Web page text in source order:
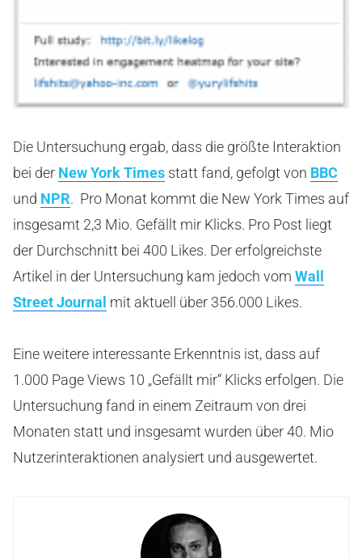
Die Untersuchung ergab, dass die größte Interaktion
bei der New York Times statt fand, gefolgt von BBC
und NPR. Pro Monat kommt die New York Times auf
insgesamt 2,3 Mio. Gefällt mir Klicks. Pro Post liegt
der Durchschnitt bei 400 Likes. Der erfolgreichste
Artikel in der Untersuchung kam jedoch vom Wall
Street Journal mit aktuell über 356.000 Likes.
Eine weitere interessante Erkenntnis ist, dass auf
1.000 Page Views 10 „Gefällt mir“ Klicks erfolgen. Die
Untersuchung fand in einem Zeitraum von drei
Monaten statt und insgesamt wurden über 40. Mio
Nutzerinteraktionen analysiert und ausgewertet.